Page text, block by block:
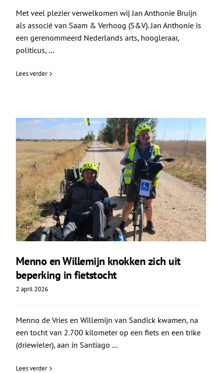
Met veel plezier verwelkomen wij Jan Anthonie Bruijn
als associé van Saam & Verhoog (S&V). Jan Anthonie is
een gerenommeerd Nederlands arts, hoogleraar,
politicus, ...
Lees verder
Menno en Willemijn knokken zich uit
beperking in fietstocht
2 april 2026
Menno de Vries en Willemijn van Sandick kwamen, na
een tocht van 2.700 kilometer op een fiets en een trike
(driewieler), aan in Santiago ...
Lees verder